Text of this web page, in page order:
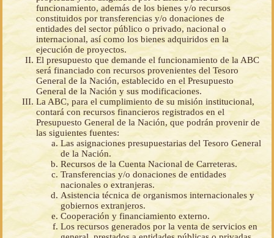
funcionamiento, además de los bienes y/o recursos
constituidos por transferencias y/o donaciones de
entidades del sector público o privado, nacional o
internacional, así como los bienes adquiridos en la
ejecución de proyectos.
El presupuesto que demande el funcionamiento de la ABC
será financiado con recursos provenientes del Tesoro
General de la Nación, establecido en el Presupuesto
General de la Nación y sus modificaciones.
La ABC, para el cumplimiento de su misión institucional,
contará con recursos financieros registrados en el
Presupuesto General de la Nación, que podrán provenir de
las siguientes fuentes:
Las asignaciones presupuestarias del Tesoro General
de la Nación.
Recursos de la Cuenta Nacional de Carreteras.
Transferencias y/o donaciones de entidades
nacionales o extranjeras.
Asistencia técnica de organismos internacionales y
gobiernos extranjeros.
Cooperación y financiamiento externo.
Los recursos generados por la venta de servicios en